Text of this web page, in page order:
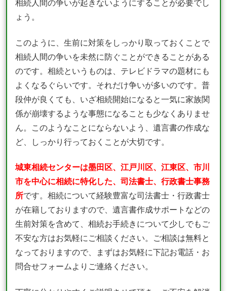
相続人間の争いが起きないようにすることが必要でし
ょう。
このように、生前に対策をしっかり取っておくことで
相続人間の争いを未然に防ぐことができることがある
のです。相続というものは、テレビドラマの題材にも
よくなるぐらいです。それだけ争いが多いのです。普
段仲が良くても、いざ相続開始になると一気に家族関
係が崩壊するような事態になることも少なくありませ
ん。このようなことにならないよう、遺言書の作成な
ど、しっかり行っておくことが大切です。
城東相続センターは墨田区、江戸川区、江東区、市川
市を中心に相続に特化した、司法書士、行政書士事務
所です。相続について経験豊富な司法書士・行政書士
が在籍しておりますので、遺言書作成サポートなどの
生前対策を含めて、相続お手続きについて少しでもご
不安な方はお気軽にご相談ください。ご相談は無料と
なっておりますので、まずはお気軽に下記お電話・お
問合せフォームよりご連絡ください。